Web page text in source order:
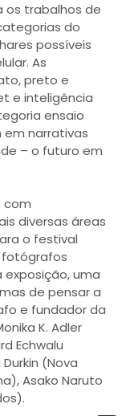
os trabalhos de
do
possíveis
As
preto e
e inteligência
ensaio
narrativas
– o futuro em
com
diversas áreas
o festival
fotógrafos
uma
de pensar a
e fundador da
K. Adler
Echwalu
(Nova
Asako Naruto